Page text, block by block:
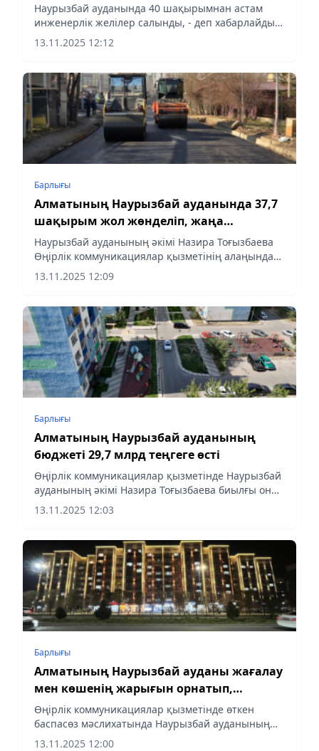
салынды
Наурызбай ауданында 40 шақырымнан астам
инженерлік желілер салынды, - деп хабарлайды
Aqshamnews.kz.
13.11.2025 12:12
Барлығы
Алматының Наурызбай ауданында 37,7
шақырым жол жөнделіп, жаңа
тротуарлар салынады
Наурызбай ауданының әкімі Назира Тоғызбаева
Өңірлік коммуникациялар қызметінің алаңында
сөз сөйлеп, ауданның көше-жол желісін дамыту
бағытында атқарылып жатқан ауқымды
13.11.2025 12:09
Барлығы
Алматының Наурызбай ауданының
бюджеті 29,7 млрд теңгеге өсті
Өңірлік коммуникациялар қызметінде Наурызбай
ауданының әкімі Назира Тоғызбаева биылғы он
айдағы әлеуметтік-экономикалық дамудың негізгі
көрсеткішін таныстырды.
13.11.2025 12:03
Барлығы
Алматының Наурызбай ауданы жағалау
мен көшенің жарығын орнатып,
ауданды абаттандырып жатыр
Өңірлік коммуникациялар қызметінде өткен
баспасөз мәслихатында Наурызбай ауданының
әкімі Назира Тоғызбаева осылай деп хабарлады.
13.11.2025 12:00